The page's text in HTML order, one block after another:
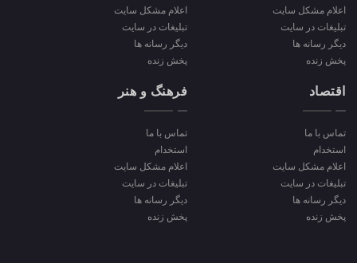
اعلام مشکل سایت
تبلیغات در سایت
دیگر رسانه ها
پخش زنده
اقتصاد
تماس با ما
استخدام
اعلام مشکل سایت
تبلیغات در سایت
دیگر رسانه ها
پخش زنده
اعلام مشکل سایت
تبلیغات در سایت
دیگر رسانه ها
پخش زنده
فرهنگ و هنر
تماس با ما
استخدام
اعلام مشکل سایت
تبلیغات در سایت
دیگر رسانه ها
پخش زنده